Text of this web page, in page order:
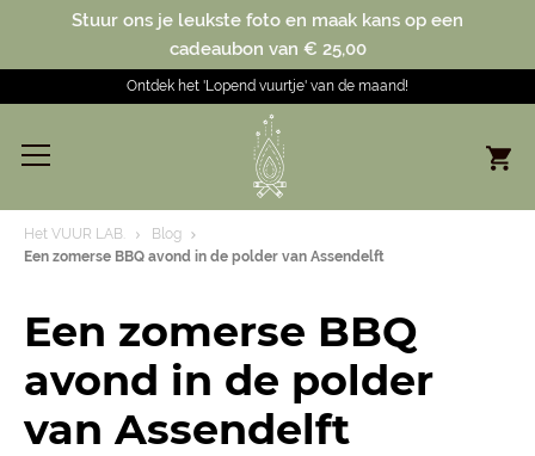
Stuur ons je leukste foto en maak kans op een
cadeaubon van € 25,00
Ontdek het 'Lopend vuurtje' van de maand!
Het VUUR LAB.
Blog
Een zomerse BBQ avond in de polder van Assendelft
Een zomerse BBQ
avond in de polder
van Assendelft